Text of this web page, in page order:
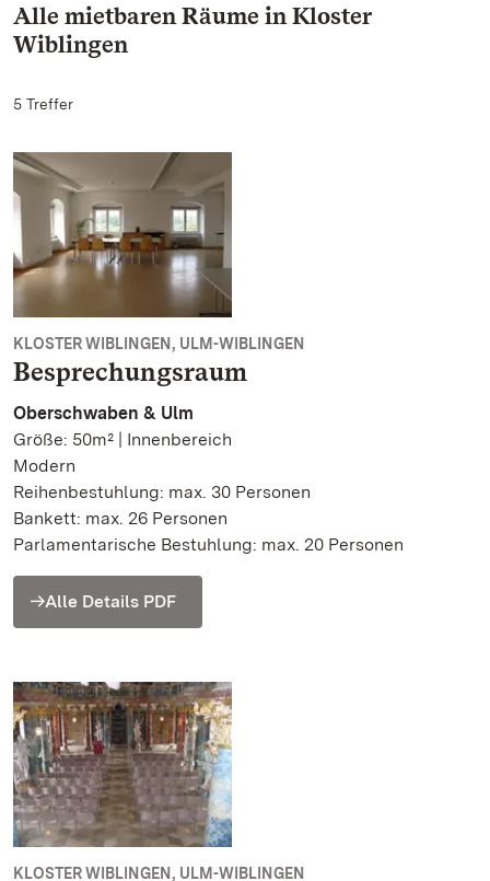
Alle mietbaren Räume in Kloster
Wiblingen
5 Treffer
KLOSTER WIBLINGEN, ULM-WIBLINGEN
Besprechungsraum
Oberschwaben & Ulm
Größe: 50m² | Innenbereich
Modern
Reihenbestuhlung: max. 30 Personen
Bankett: max. 26 Personen
Parlamentarische Bestuhlung: max. 20 Personen
Alle Details PDF
KLOSTER WIBLINGEN, ULM-WIBLINGEN